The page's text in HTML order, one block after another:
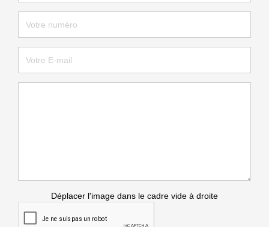
Déplacer l'image dans le cadre vide à droite